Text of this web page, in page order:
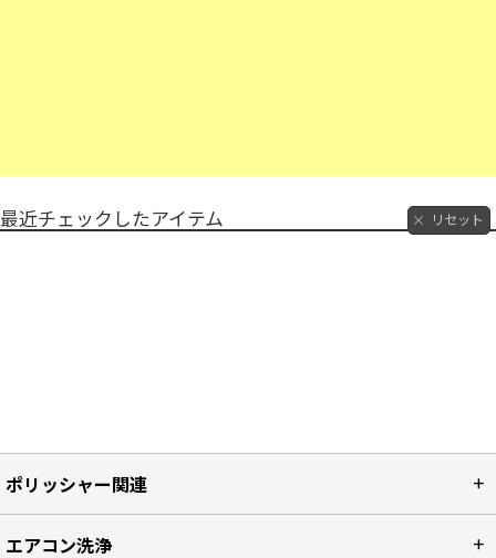
最近チェックしたアイテム リセット
ポリッシャー関連